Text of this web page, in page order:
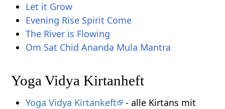
Let it Grow
Evening Rise Spirit Come
The River is Flowing
Om Sat Chid Ananda Mula Mantra
Yoga Vidya Kirtanheft
Yoga Vidya Kirtankeft
- alle Kirtans mit